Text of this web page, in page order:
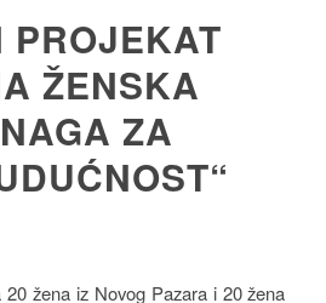
PROJEKAT
ŽENSKA
ZA
20 žena iz Novog Pazara i 20 žena